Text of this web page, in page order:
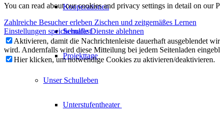
Kooperationen
Schulfest
Projekttage
Unser Schulleben
Unterstufentheater
You can read about our cookies and privacy settings in detail on our
Zahlreiche Besucher erleben Zischen und zeitgemäßes Lernen
Einstellungen speichernalle Dienste ablehnen
Aktivieren, damit die Nachrichtenleiste dauerhaft ausgeblendet
wird. Andernfalls wird diese Mitteilung bei jedem Seitenladen
Hier klicken, um notwendige Cookies zu aktivieren/deaktivieren.